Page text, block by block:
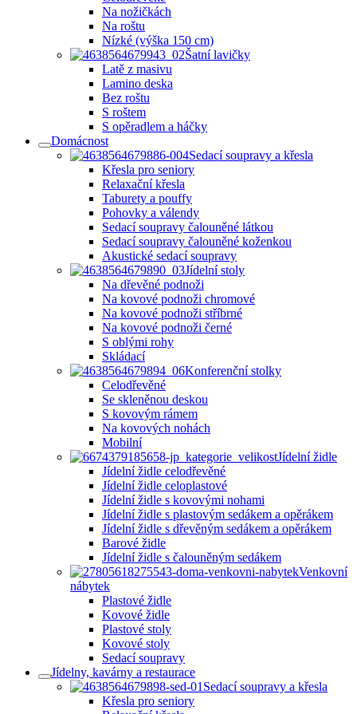
Na nožičkách
Na roštu
Nízké (výška 150 cm)
Šatní lavičky
Latě z masivu
Lamino deska
Bez roštu
S roštem
S opěradlem a háčky
Domácnost
Sedací soupravy a křesla
Křesla pro seniory
Relaxační křesla
Taburety a pouffy
Pohovky a válendy
Sedací soupravy čalouněné látkou
Sedací soupravy čalouněné koženkou
Akustické sedací soupravy
Jídelní stoly
Na dřevěné podnoži
Na kovové podnoži chromové
Na kovové podnoži stříbrné
Na kovové podnoži černé
S oblými rohy
Skládací
Konferenční stolky
Celodřevěné
Se skleněnou deskou
S kovovým rámem
Na kovových nohách
Mobilní
Jídelní židle
Jídelní židle celodřevěné
Jídelní židle celoplastové
Jídelní židle s kovovými nohami
Jídelní židle s plastovým sedákem a opěrákem
Jídelní židle s dřevěným sedákem a opěrákem
Barové židle
Jídelní židle s čalouněným sedákem
Venkovní
nábytek
Plastové židle
Kovové židle
Plastové stoly
Kovové stoly
Sedací soupravy
Jídelny, kavárny a restaurace
Sedací soupravy a křesla
Křesla pro seniory